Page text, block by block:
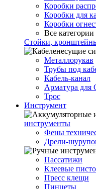
Коробки
Коробки для
Коробки
Все категории
Стойки,
Металлорукав
Трубы под
Кабель-канал
Арматура
Трос
Инструмент
инструменты
Фены
Дрели-
Пассатижи
Клеевые
Пресс клещи
Пинцеты